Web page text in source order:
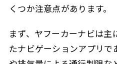
くつか注意点があります。
まず、ヤフーカーナビは
たナビゲーションアプリで